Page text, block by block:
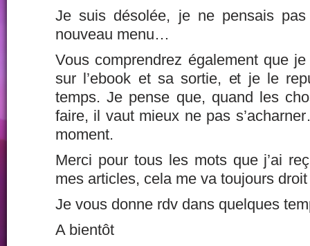
Je suis désolée, je ne pensais
nouveau menu…
Vous comprendrez également que
sur l’ebook et sa sortie, et je le
temps. Je pense que, quand les
faire, il vaut mieux ne pas
moment.
Merci pour tous les mots que j’ai
mes articles, cela me va toujours
Je vous donne rdv dans quelques
A bientôt